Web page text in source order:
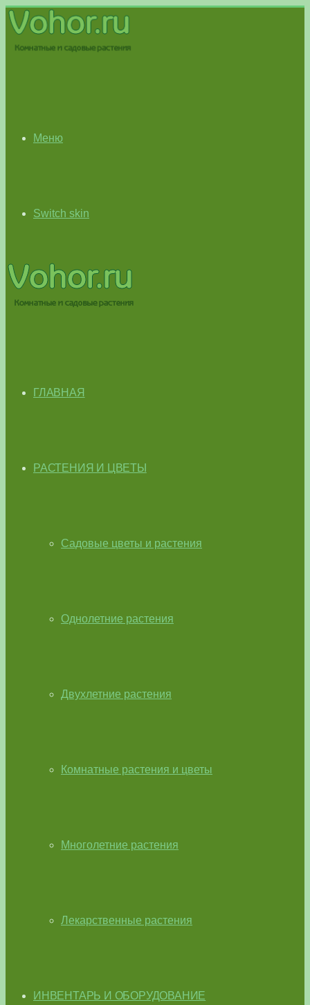
Меню
Switch skin
ГЛАВНАЯ
РАСТЕНИЯ И ЦВЕТЫ
Садовые цветы и растения
Однолетние растения
Двухлетние растения
Комнатные растения и цветы
Многолетние растения
Лекарственные растения
ИНВЕНТАРЬ И ОБОРУДОВАНИЕ